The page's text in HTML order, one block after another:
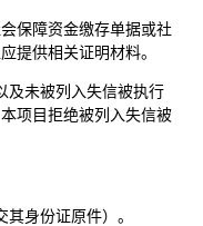
保障资金缴存单据或社
提供相关证明材料。
及未被列入失信被执行
项目拒绝被列入失信被
身份证原件）。